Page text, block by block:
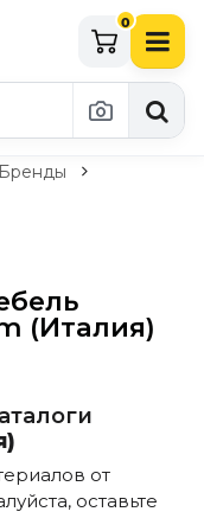
0
Бренды
(Италия)
от
оставьте